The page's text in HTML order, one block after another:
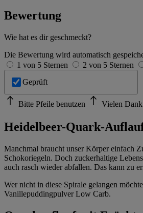
Bewertung
Wie hat es dir geschmeckt?
Die Bewertung wird automatisch
1 von 5 Sternen
2 von 5 Sternen
Geprüft
Bitte Pfeile benutzen Vielen
Heidelbeer-Quark-
Manchmal braucht unser Körper einfach
Schokoriegeln. Doch zuckerhaltige
auch rasch wieder abfallen. Das kann zu
Wer nicht in diese Spirale gelangen
Vanillepuddingpulver Low Carb.